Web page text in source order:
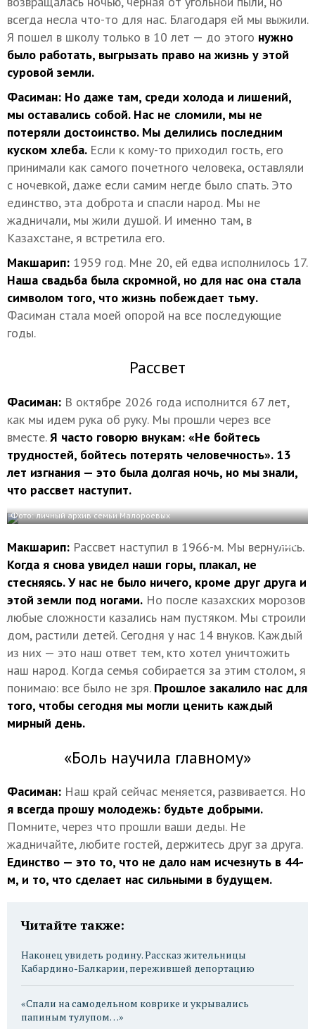
всегда несла что-то для нас. Благодаря ей мы выжили.
Я пошел в школу только в 10 лет — до этого нужно
было работать, выгрызать право на жизнь у этой
суровой земли.
Фасиман: Но даже там, среди холода и лишений,
мы оставались собой. Нас не сломили, мы не
потеряли достоинство. Мы делились последним
куском хлеба. Если к кому-то приходил гость, его
принимали как самого почетного человека, оставляли
с ночевкой, даже если самим негде было спать. Это
единство, эта доброта и спасли народ. Мы не
жадничали, мы жили душой. И именно там, в
Казахстане, я встретила его.
Макшарип: 1959 год. Мне 20, ей едва исполнилось 17.
Наша свадьба была скромной, но для нас она стала
символом того, что жизнь побеждает тьму.
Фасиман стала моей опорой на все последующие
годы.
Рассвет
Фасиман: В октябре 2026 года исполнится 67 лет,
как мы идем рука об руку. Мы прошли через все
вместе.Я часто говорю внукам: «Не бойтесь
трудностей, бойтесь потерять человечность». 13
лет изгнания — это была долгая ночь, но мы знали,
что рассвет наступит.
Фото: личный архив семьи Малороевых
Макшарип: Рассвет наступил в 1966-м. Мы вернулись.
Когда я снова увидел наши горы, плакал, не
стесняясь. У нас не было ничего, кроме друг друга и
этой земли под ногами. Но после казахских морозов
любые сложности казались нам пустяком. Мы строили
дом, растили детей. Сегодня у нас 14 внуков. Каждый
из них — это наш ответ тем, кто хотел уничтожить
наш народ. Когда семья собирается за этим столом, я
понимаю: все было не зря. Прошлое закалило нас для
того, чтобы сегодня мы могли ценить каждый
мирный день.
«Боль научила главному»
Фасиман: Наш край сейчас меняется, развивается. Но
я всегда прошу молодежь: будьте добрыми.
Помните, через что прошли ваши деды. Не
жадничайте, любите гостей, держитесь друг за друга.
Единство — это то, что не дало нам исчезнуть в 44-
м, и то, что сделает нас сильными в будущем.
Читайте также:
Наконец увидеть родину. Рассказ жительницы
Кабардино-Балкарии, пережившей депортацию
«Спали на самодельном коврике и укрывались
папиным тулупом…»